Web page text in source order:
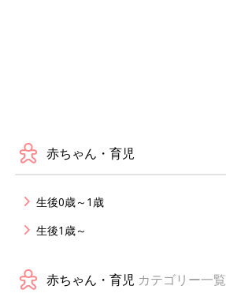
赤ちゃん・育児
生後0歳～1歳
生後1歳～
赤ちゃん・育児 カテゴリー一覧